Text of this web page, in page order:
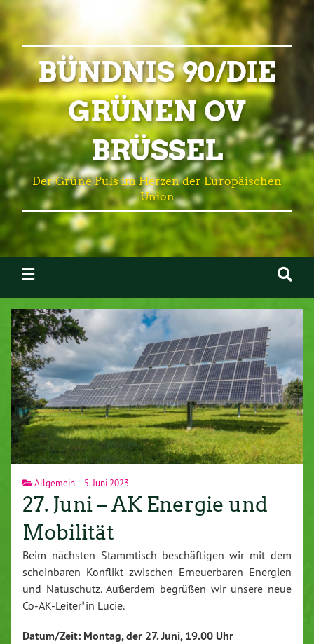
BÜNDNIS 90/DIE
GRÜNEN OV
BRÜSSEL
Der Grüne Puls im Herzen der Europäischen
Union
Allgemein 5. Juni 2023
27. Juni – AK Energie und
Mobilität
Beim nächsten Stammtisch beschäftigen wir mit dem
scheinbaren Konflikt zwischen Erneuerbaren Energien
und Natuschutz. Außerdem begrüßen wir unsere neue
Co-AK-Leiter*in Lucie.
Datum/Zeit: Montag, der 27. Juni, 19.00 Uhr